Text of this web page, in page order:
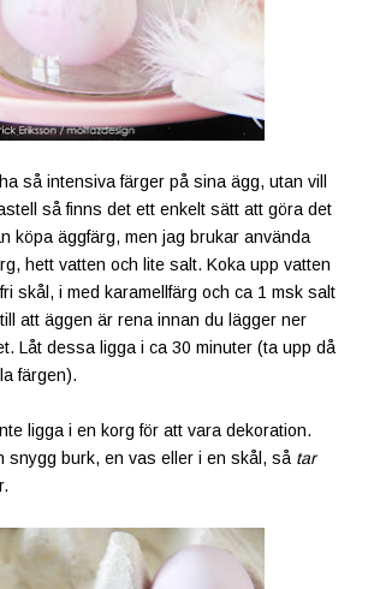
så intensiva färger på sina ägg, utan vill
så finns det ett enkelt sätt att göra det
köpa äggfärg, men jag brukar använda
hett vatten och lite salt. Koka upp vatten
skål, i med karamellfärg och ca 1 msk salt
att äggen är rena innan du lägger ner
Låt dessa ligga i ca 30 minuter (ta upp då
färgen).
ligga i en korg för att vara dekoration.
snygg burk, en vas eller i en skål, så tar